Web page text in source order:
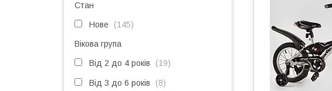
Стан
Нове 145
Вікова група
Від 2 до 4 років 19
Від 3 до 6 років 8